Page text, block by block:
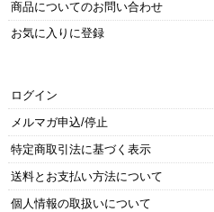
商品についてのお問い合わせ
お気に入りに登録
ログイン
メルマガ申込/停止
特定商取引法に基づく表示
送料とお支払い方法について
個人情報の取扱いについて